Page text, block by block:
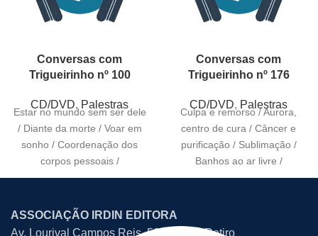
Conversas com
Trigueirinho nº 100
CD/DVD, Palestras
Estar no mundo sem ser dele
/ Diante da morte / Voar em
sonho / Coordenação dos
corpos pessoais /
Conversas com
Trigueirinho nº 176
CD/DVD, Palestras
Culpa e remorso / Aurora,
centro de cura / Câncer e
purificação / Sublimação /
Banhos ao ar livre /
ASSOCIAÇÃO IRDIN EDITORA
Av. Lourival Campos Reis, 507 – Bom Retiro